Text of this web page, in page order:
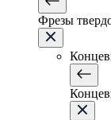
Фрезы